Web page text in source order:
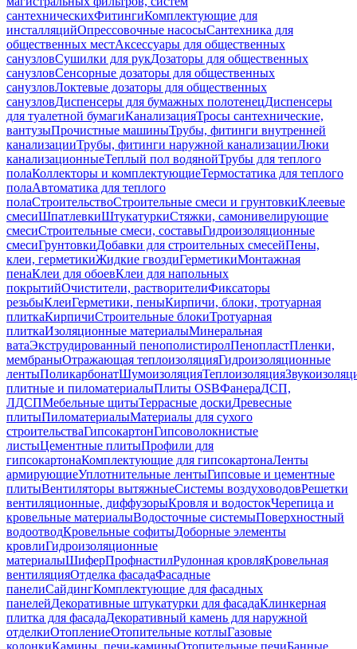
сантехническихФитингиКомплектующие для
инсталляцийОпрессовочные насосыСантехника для
общественных местАксессуары для общественных
санузловСушилки для рукДозаторы для общественных
санузловСенсорные дозаторы для общественных
санузловЛоктевые дозаторы для общественных
санузловДиспенсеры для бумажных полотенецДиспенсеры
для туалетной бумагиКанализацияТросы сантехнические,
вантузыПрочистные машиныТрубы, фитинги внутренней
канализацииТрубы, фитинги наружной канализацииЛюки
канализационныеТеплый пол водянойТрубы для теплого
полаКоллекторы и комплектующиеТермостатика для теплого
полаАвтоматика для теплого
полаСтроительствоСтроительные смеси и грунтовкиКлеевые
смесиШпатлевкиШтукатуркиСтяжки, самонивелирующие
смесиСтроительные смеси, составыГидроизоляционные
смесиГрунтовкиДобавки для строительных смесейПены,
клеи, герметикиЖидкие гвоздиГерметикиМонтажная
пенаКлеи для обоевКлеи для напольных
покрытийОчистители, растворителиФиксаторы
резьбыКлеиГерметики, пеныКирпичи, блоки, тротуарная
плиткаКирпичиСтроительные блокиТротуарная
плиткаИзоляционные материалыМинеральная
ватаЭкструдированный пенополистиролПенопластПленки,
мембраныОтражающая теплоизоляцияГидроизоляционные
лентыПоликарбонатШумоизоляцияТеплоизоляция
плитные и пиломатериалыПлиты OSBФанераДСП,
ЛДСПМебельные щитыТеррасные доскиДревесные
плитыПиломатериалыМатериалы для сухого
строительстваГипсокартонГипсоволокнистые
листыЦементные плитыПрофили для
гипсокартонаКомплектующие для гипсокартонаЛенты
армирующиеУплотнительные лентыГипсовые и цементные
плитыВентиляторы вытяжныеСистемы воздуховодовРешетки
вентиляционные, диффузорыКровля и водостокЧерепица и
кровельные материалыВодосточные системыПоверхностный
водоотводКровельные софитыДоборные элементы
кровлиГидроизоляционные
материалыШиферПрофнастилРулонная кровляКровельная
вентиляцияОтделка фасадаФасадные
панелиСайдингКомплектующие для фасадных
панелейДекоративные штукатурки для фасадаКлинкерная
плитка для фасадаДекоративный камень для наружной
отделкиОтоплениеОтопительные котлыГазовые
колонкиКамины, печи-каминыОтопительные печиБанные